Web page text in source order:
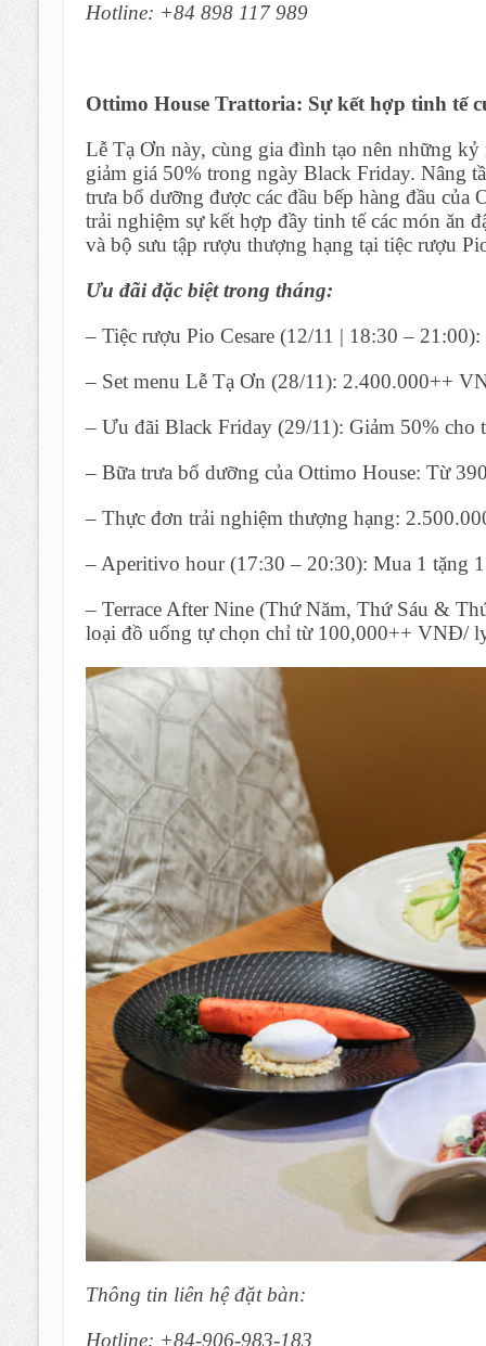
Hotline: +84 898 117 989
Ottimo House Trattoria: Sự kết hợp tinh tế
Lễ Tạ Ơn này, cùng gia đình tạo nên những
giảm giá 50% trong ngày Black Friday. Nâng
trưa bổ dưỡng được các đầu bếp hàng đầu
trải nghiệm sự kết hợp đầy tinh tế các món ăn
và bộ sưu tập rượu thượng hạng tại tiệc rượu
Ưu đãi đặc biệt trong tháng:
– Tiệc rượu Pio Cesare (12/11 | 18:30 –
– Set menu Lễ Tạ Ơn (28/11): 2.400.000++
– Ưu đãi Black Friday (29/11): Giảm 50% cho
– Bữa trưa bổ dưỡng của Ottimo House: Từ
– Thực đơn trải nghiệm thượng hạng:
– Aperitivo hour (17:30 – 20:30): Mua 1 tặng
– Terrace After Nine (Thứ Năm, Thứ Sáu &
loại đồ uống tự chọn chỉ từ 100,000++ VNĐ/
Thông tin liên hệ đặt bàn:
Hotline: +84-906-983-183